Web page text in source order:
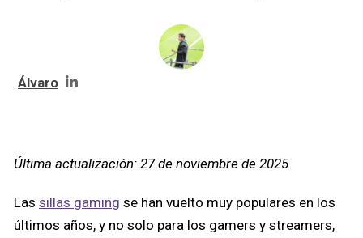
Álvaro
Última actualización: 27 de noviembre de 2025
Las sillas gaming se han vuelto muy populares en los
últimos años, y no solo para los gamers y streamers,